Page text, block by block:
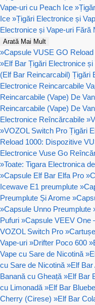
Vape-uri cu Peach Ice »
Ice »Țigări Electronice și
Electronice și Vape-uri Fără
Arată Mai Mult
»Capsule VUSE GO
»Elf Bar Țigări Electronice
(Elf Bar Reincarcabil) Țigări
Electronice Reincarcabile
Reincarcabile (Vape) De
Reincarcabile (Vape) De
Electronice Reîncărcabile »
»VOZOL Switch Pro Țigări
Reload 1000: Dispozitive
Electronice Vuse Go
»Toate: Tigara Electronica
»Capsule Elf Bar Elfa Pro »
Icewave E1 preumplute »
Preumplute Și Arome »
»Capsule Unno Preumplute
Pufuri »Capsule VEEV One
VOZOL Switch Pro »
Vape-uri »Drifter Poco 600 »
Vape cu Sare de Nicotină »
cu Sare de Nicotină »Elf Bar
Banană cu Gheață »Elf Bar
cu Limonadă »Elf Bar
Cherry (Cirese) »Elf Bar